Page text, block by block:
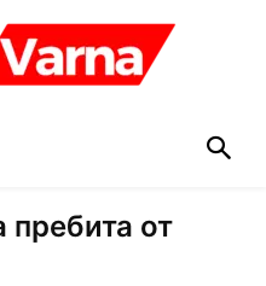
пребита от